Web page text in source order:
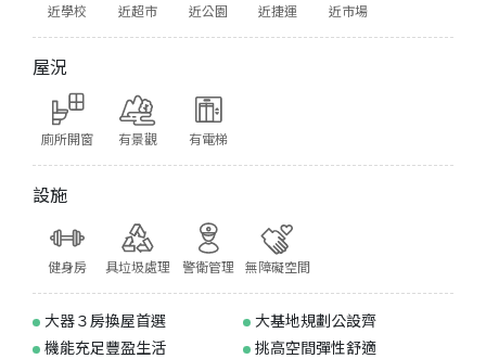
近學校 近超市 近公園 近捷運 近市場
屋況
廁所開窗 有景觀 有電梯
設施
健身房 具垃圾處理 警衛管理 無障礙空間
大器３房換屋首選
大基地規劃公設齊
機能充足豐盈生活
挑高空間彈性舒適